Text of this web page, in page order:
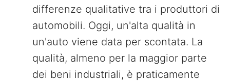
differenze qualitative tra i produttori di
automobili. Oggi, un'alta qualità in
un'auto viene data per scontata. La
qualità, almeno per la maggior parte
dei beni industriali, è praticamente